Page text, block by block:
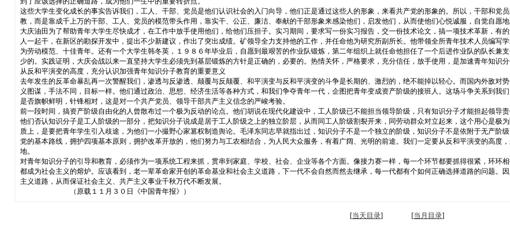
这些大学生变化成长的事实告诉我们，工人、干部、党员是他们认识社会的入门向导，他们正是通过这些人的形象，来看共产党的形象的。所以，干部和党
教，而是靠成千上万的干部、工人、党员的模范带头作用，靠实干、公正、廉洁、奉献的干部形象来感染他们，启发他们，从而使他们心悦诚服，自觉自愿地
大庆油田为了帮助青年大学生尽快成才，在工作中放手使用他们，给他们压担子。实习期间，要求写一份实习报告，交一份技术论文，搞一项技术革新，有
人一起干，在新区的勘探开发中，提出不少新建议，作出了突出成绩。矿领导全力支持他的工作，并任命他为研究所副所长。他带领全所青年技术人员编
为劳动模范、十佳青年。还有一个大学生韩冬英，１９８６年毕业后，自愿到最艰苦的作业队锻炼，第二年组织上就任命他担任了一个后进作业队的队长兼
少的。实践证明，大庆会战以来一直坚持大学生必须先到基层锻炼的方针是正确的，必要的。热情关怀，严格要求，充分信任，放手使用，是加速青年知识分
从反和平演变的高度，充分认识加强青年知识分子教育的重要意义
去年发生的反革命暴乱再一次警醒我们，渗透与反渗透、颠覆与反颠覆、和平演变与反和平演变的斗争是长期的、激烈的，绝不能掉以轻心。而国内外敌对
义图谋，手法不同，目标一样。他们通过政治、思想、经济生活等各种方式，和我们争夺青年一代，企图把青年变成资产阶级的接班人。这场斗争关系到
是否旗帜鲜明，针锋相对，这是对一个共产党员、领导干部共产主义信念的严峻考验。
前一段时间，搞资产阶级自由化的人曾散布过一个极为反动的论点。他们胡说在现代化建设中，工人阶级已不能担当领导阶级，只有知识分子才能担起领导
他们否认知识分子是工人阶级的一部分，把知识分子说成是居于工人阶级之上的独立阶层，从而同工人阶级割裂开来，同劳动群众对立起来，这个用心是极
质上，是要把青年学生引入歧途，为他们一小撮野心家篡权制造舆论。毛泽东同志早就指出过，知识分子不是一个独立的阶级，知识分子不是依附于无产
党的基本路线，拥护四项基本原则，拥护改革开放的，他们努力与工农相结合，为人民大众服务，有着广阔、光明的前途。我们一定要从反和平演变的高度
地。
对青年知识分子的引导和教育，必须作为一项系统工程来抓，贯串到家庭、学校、社会、企业等各个方面。像接力赛一样，每一个环节都要抓得很紧，环
都成为社会主义的熔炉。应该看到，老一辈革命家开创的革命基业和社会主义道路，下一代不会自然而然去继承，每一代都有个如何正确选择道路的问题。
主义道路，从而保证社会主义、共产主义事业千秋万代不断发展。
（原载１１月３０日《中国青年报》）
[当天目录] [当月目录]